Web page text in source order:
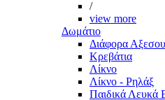
/
view more
Δωμάτιο
Διάφορα
Κρεβάτια
Λίκνο
Λίκνο - Ρηλάξ
Παιδικά Λευκά